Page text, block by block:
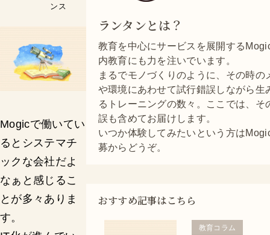
ンス
Mogicで働いてい
るとシステマチ
ックな会社だよ
なぁと感じるこ
とが多々ありま
す。
ランタンとは？
教育を中心にサービスを展開する
内教育にも力を注いでいます。
まるでモノづくりのように、その時の
や環境にあわせて試行錯誤しながら生
るトレーニングの数々。ここでは、そ
誤も含めてお届けします。
いつか体験してみたいという方は
募からどうぞ。
おすすめ記事はこちら
教育コラム